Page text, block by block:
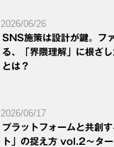
2026/06/26
SNS施策は設計が鍵。フ
る、「界隈理解」に根ざ
とは？
2026/06/17
プラットフォームと共創
ト」の捉え方 vol.2～タ